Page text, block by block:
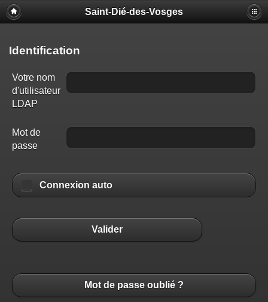
Saint-Dié-des-Vosges
Identification
Votre nom
d'utilisateur
LDAP
Mot de
passe
Connexion auto
Valider
Mot de passe oublié ?